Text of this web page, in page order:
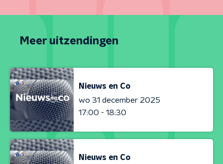
Meer uitzendingen
Nieuws en Co
wo 31 december 2025
17:00 - 18:30
Nieuws en Co